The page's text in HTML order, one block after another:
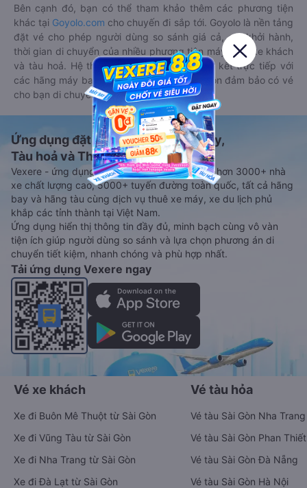
Bên cạnh đó, bạn có thể tham khảo thêm các phương tiện
khác tại Goyolo.com cho chuyến đi sắp tới. Goyolo là nền tảng
đặt vé cho phép người dùng so sánh giá cả, giờ khởi hành,
thời gian di chuyển của nhiều phương tiện máy bay, xe khách
và tàu hoả. Hệ thống của Goyolo được liên kết trực tiếp với
các hãng máy bay, xe khách và tàu hoả, luôn đảm bảo có vé
cho bạn di chuyển.
Ứng dụng đặt vé Xe khách, Máy bay,
Tàu hoả và Thuê xe
Vexere - ứng dụng đặt vé đa phương tiện với hơn 3000+ nhà
xe chất lượng cao, 5000+ tuyến đường toàn quốc, tất cả hãng
bay và hãng tàu cùng dịch vụ thuê xe máy, xe du lịch phủ
khắp các tỉnh thành tại Việt Nam.
Ứng dụng hiển thị thông tin đầy đủ, minh bạch cùng vô vàn
tiện ích giúp người dùng so sánh và lựa chọn phương án di
chuyển tiết kiệm, nhanh chóng và phù hợp nhất.
Tải ứng dụng Vexere ngay
Vé xe khách
Xe đi Buôn Mê Thuột từ Sài Gòn
Xe đi Vũng Tàu từ Sài Gòn
Xe đi Nha Trang từ Sài Gòn
Xe đi Đà Lạt từ Sài Gòn
Vé tàu hỏa
Vé tàu Sài Gòn Nha Trang
Vé tàu Sài Gòn Phan Thiết
Vé tàu Sài Gòn Đà Nẵng
Vé tàu Sài Gòn Hà Nội